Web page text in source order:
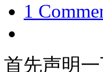
1
首先声明